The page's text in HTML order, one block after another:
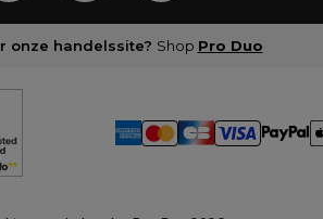
onze handelssite? Shop Pro Duo